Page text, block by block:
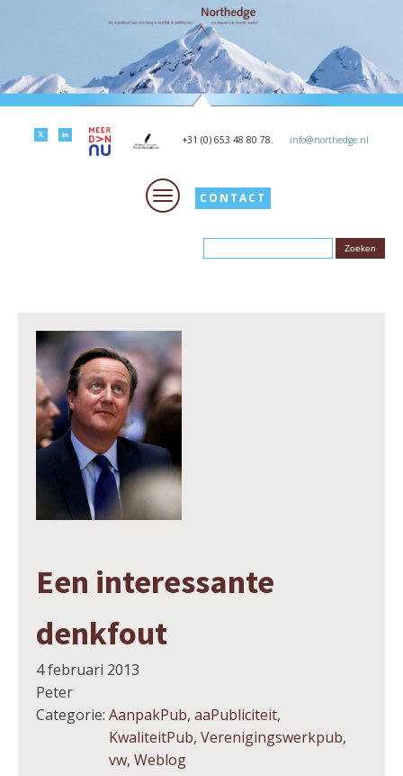
+31 (0) 653 48 80 78. info@northedge.nl
CONTACT
Een interessante
denkfout
4 februari 2013
Peter
Categorie: AanpakPub, aaPubliciteit,
KwaliteitPub, Verenigingswerkpub,
vw, Weblog